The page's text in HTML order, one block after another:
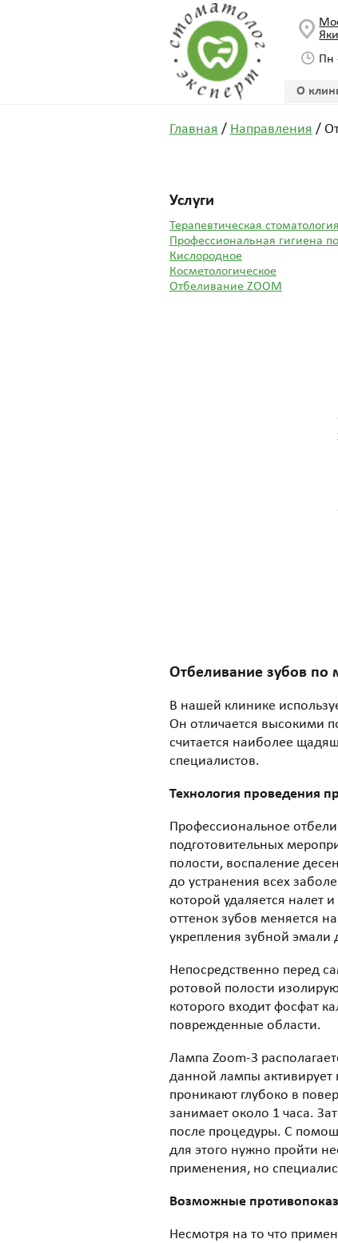
Пн
О
Главная / Направления /
Услуги
Терапевтическая стоматология
Профессиональная гигиена
Кислородное
Косметологическое
Отбеливание ZOOM
Отбеливание зубов по
В нашей клинике
Он отличается высокими
считается наиболее
специалистов.
Технология проведения
Профессиональное
подготовительных
полости, воспаление
до устранения всех
которой удаляется налет
оттенок зубов меняется
укрепления зубной эмали
Непосредственно перед
ротовой полости
которого входит фосфат
поврежденные области.
Лампа Zoom-3
данной лампы активирует
проникают глубоко в
занимает около 1 часа.
после процедуры. С
для этого нужно пройти
применения, но
Возможные
Несмотря на то что